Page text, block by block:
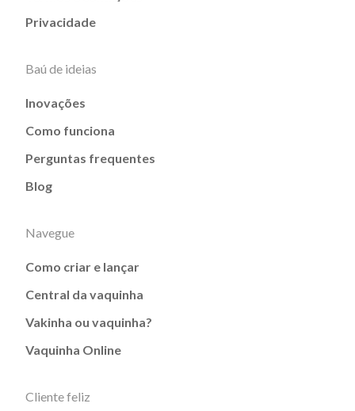
Privacidade
Baú de ideias
Inovações
Como funciona
Perguntas frequentes
Blog
Navegue
Como criar e lançar
Central da vaquinha
Vakinha ou vaquinha?
Vaquinha Online
Cliente feliz